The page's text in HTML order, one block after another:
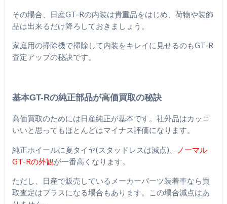
その場合、日産GT-Rの内装は貴重品をはじめ、荷物や装飾
品は出来るだけ降ろしておきましょう。
家庭用の掃除機で掃除して内装をキレイに見せるのもGT-R
査定アップの秘訣です。
基本GT-Rの純正部品が高価買取の秘訣
高価買取のためには日産純正が基本です。社外品はカッコ
いいと思ってもほとんどはマイナス評価になります。
純正ホイールに夏タイヤ(スタッドレスは減点)、
ノーマル
GT-Rの外観が一番高くなります。
ただし、日産で販売しているメーカーパーツ装着車なら買
取査定はプラスになる場合もあります。この場合減点はあ